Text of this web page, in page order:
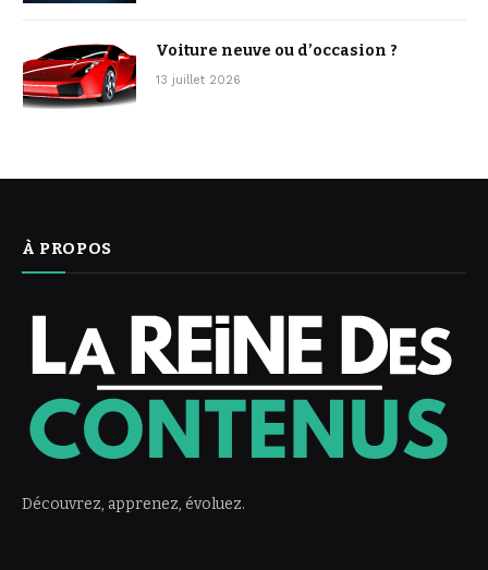
Voiture neuve ou d’occasion ?
13 juillet 2026
À PROPOS
Découvrez, apprenez, évoluez.